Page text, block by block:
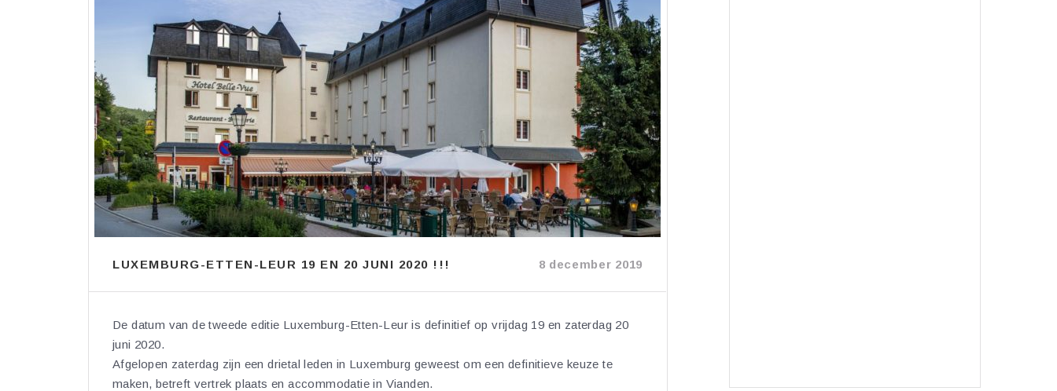
LUXEMBURG-ETTEN-LEUR 19 EN 20 JUNI 2020 !!! 8 december 2019
De datum van de tweede editie Luxemburg-Etten-Leur is definitief op vrijdag 19 en zaterdag 20
juni 2020.
Afgelopen zaterdag zijn een drietal leden in Luxemburg geweest om een definitieve keuze te
maken, betreft vertrek plaats en accommodatie in Vianden.